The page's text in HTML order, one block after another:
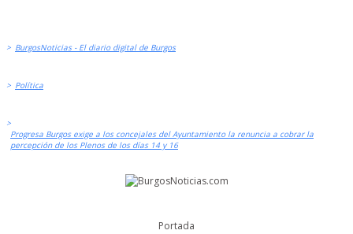
> BurgosNoticias - El diario digital de Burgos
> Política
>
Progresa Burgos exige a los concejales del Ayuntamiento la renuncia a cobrar la
percepción de los Plenos de los días 14 y 16
Portada